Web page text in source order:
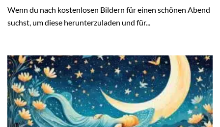
Wenn du nach kostenlosen Bildern für einen schönen Abend
suchst, um diese herunterzuladen und für...